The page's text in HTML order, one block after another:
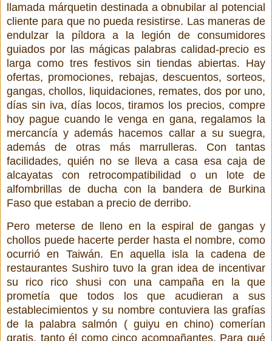
llamada márquetin destinada a obnubilar al potencial
cliente para que no pueda resistirse. Las maneras de
endulzar la píldora a la legión de consumidores
guiados por las mágicas palabras calidad-precio es
larga como tres festivos sin tiendas abiertas. Hay
ofertas, promociones, rebajas, descuentos, sorteos,
gangas, chollos, liquidaciones, remates, dos por uno,
días sin iva, días locos, tiramos los precios, compre
hoy pague cuando le venga en gana, regalamos la
mercancía y además hacemos callar a su suegra,
además de otras más marrulleras. Con tantas
facilidades, quién no se lleva a casa esa caja de
alcayatas con retrocompatibilidad o un lote de
alfombrillas de ducha con la bandera de Burkina
Faso que estaban a precio de derribo.
Pero meterse de lleno en la espiral de gangas y
chollos puede hacerte perder hasta el nombre, como
ocurrió en Taiwán. En aquella isla la cadena de
restaurantes Sushiro tuvo la gran idea de incentivar
su rico rico shusi con una campaña en la que
prometía que todos los que acudieran a sus
establecimientos y su nombre contuviera las grafías
de la palabra salmón ( guiyu en chino) comerían
gratis, tanto él como cinco acompañantes. Para qué